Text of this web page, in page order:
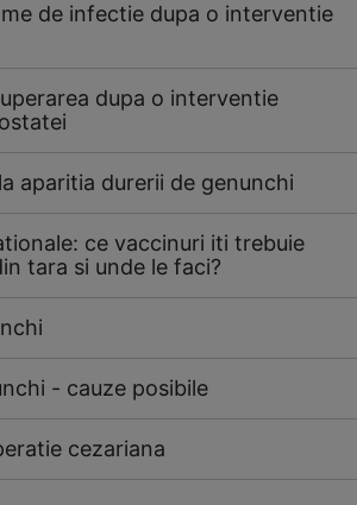
de infectie dupa o interventie
dupa o interventie
aparitia durerii de genunchi
ce vaccinuri iti trebuie
tara si unde le faci?
- cauze posibile
cezariana